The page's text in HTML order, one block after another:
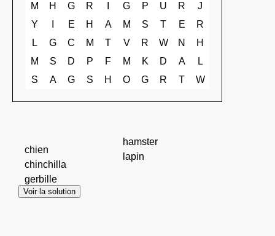
M
H G R G P U R
J
Y
E H A M S T E
R
L
G C M T V R W N
H
M
S D P F M K D A
L
S
A G S H O G R T W
chien
chinchilla
gerbille
hamster
lapin
Voir la solution